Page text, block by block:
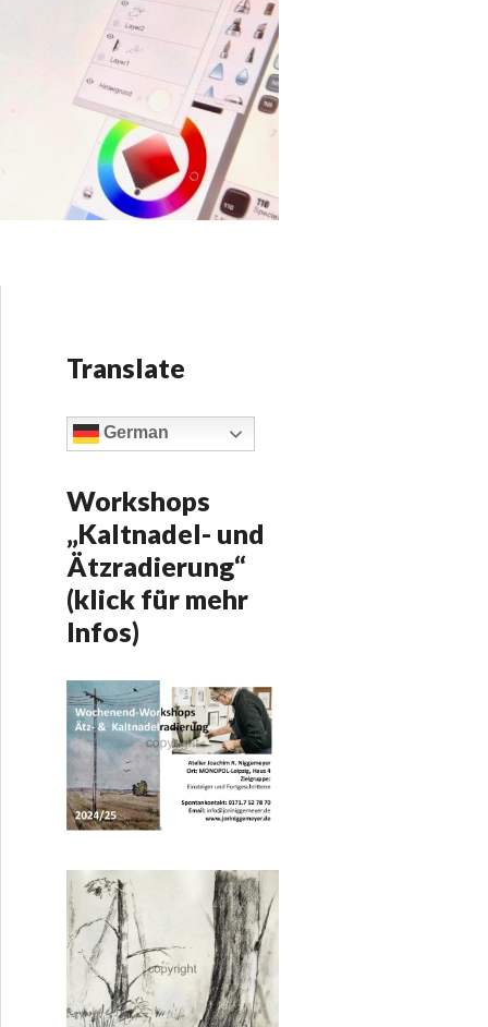
Translate
German
Workshops
„Kaltnadel- und
Ätzradierung“
(klick für mehr
Infos)